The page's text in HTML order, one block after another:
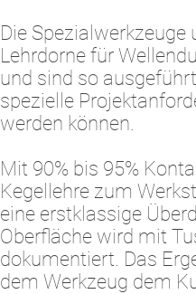
Die
Lehrdorne für
und sind so
spezielle
werden können.
Mit 90% bis 95%
Kegellehre zum
eine erstklassige
Oberfläche wird mit
dokumentiert. Das
dem Werkzeug dem